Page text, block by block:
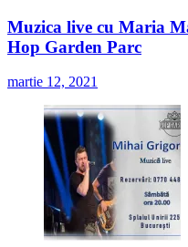
Muzica live cu Maria
Hop Garden Parc
martie 12, 2021